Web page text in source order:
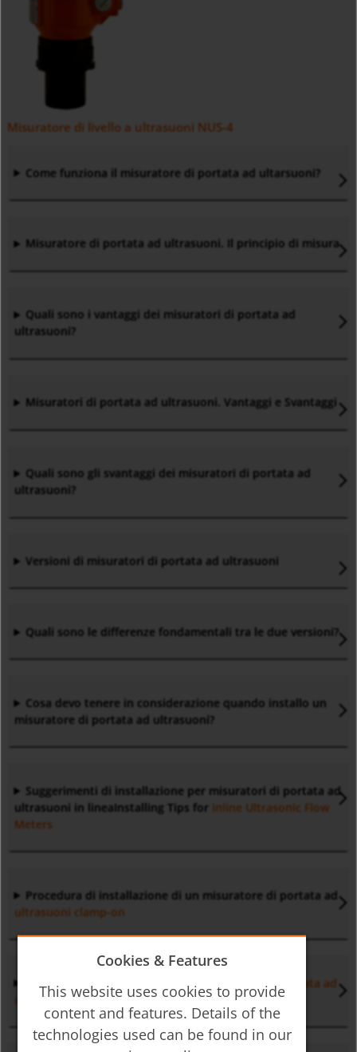
Misuratore di livello a ultrasuoni NUS-4
Come funziona il misuratore di portata ad ultarsuoni?
Misuratore di portata ad ultrasuoni. Il principio di misura
Quali sono i vantaggi dei misuratori di portata ad
ultrasuoni?
Misuratori di portata ad ultrasuoni. Vantaggi e Svantaggi
Quali sono gli svantaggi dei misuratori di portata ad
ultrasuoni?
Versioni di misuratori di portata ad ultrasuoni
Quali sono le differenze fondamentali tra le due versioni?
Cosa devo tenere in considerazione quando installo un
misuratore di portata ad ultrasuoni?
Suggerimenti di installazione per misuratori di portata ad
ultrasuoni in lineaInstalling Tips for Inline Ultrasonic Flow
Meters
Procedura di installazione di un misuratore di portata ad
ultrasuoni clamp-on
Elementi di installazione per un misuratore di
portata ad
ultrasuoni
Cookies & Features
This website uses cookies to provide
content and features. Details of the
technologies used can be found in our